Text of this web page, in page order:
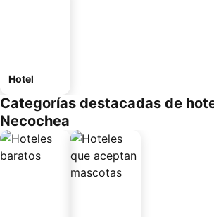
Hotel
Categorías destacadas de
Necochea